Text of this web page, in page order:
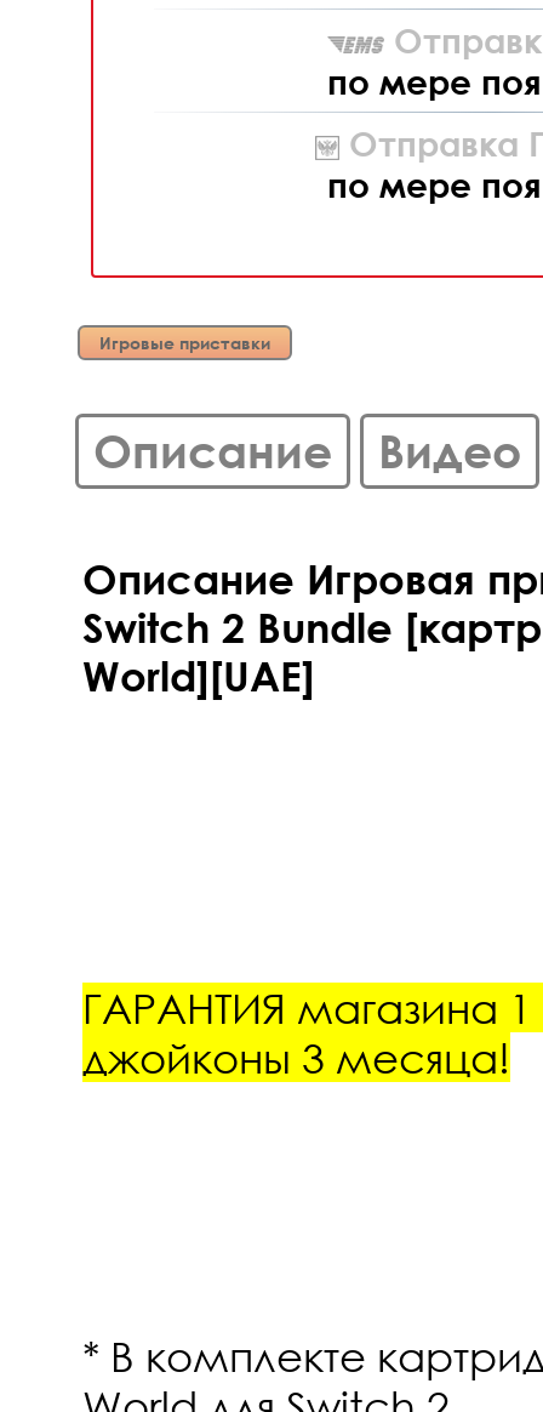
по мере
Отправка
по мере
Игровые приставки
Описание Видео
Описание Игровая
Switch 2 Bundle
World][UAE]
ГАРАНТИЯ магазина 1
джойконы 3 месяца!
* В комплекте